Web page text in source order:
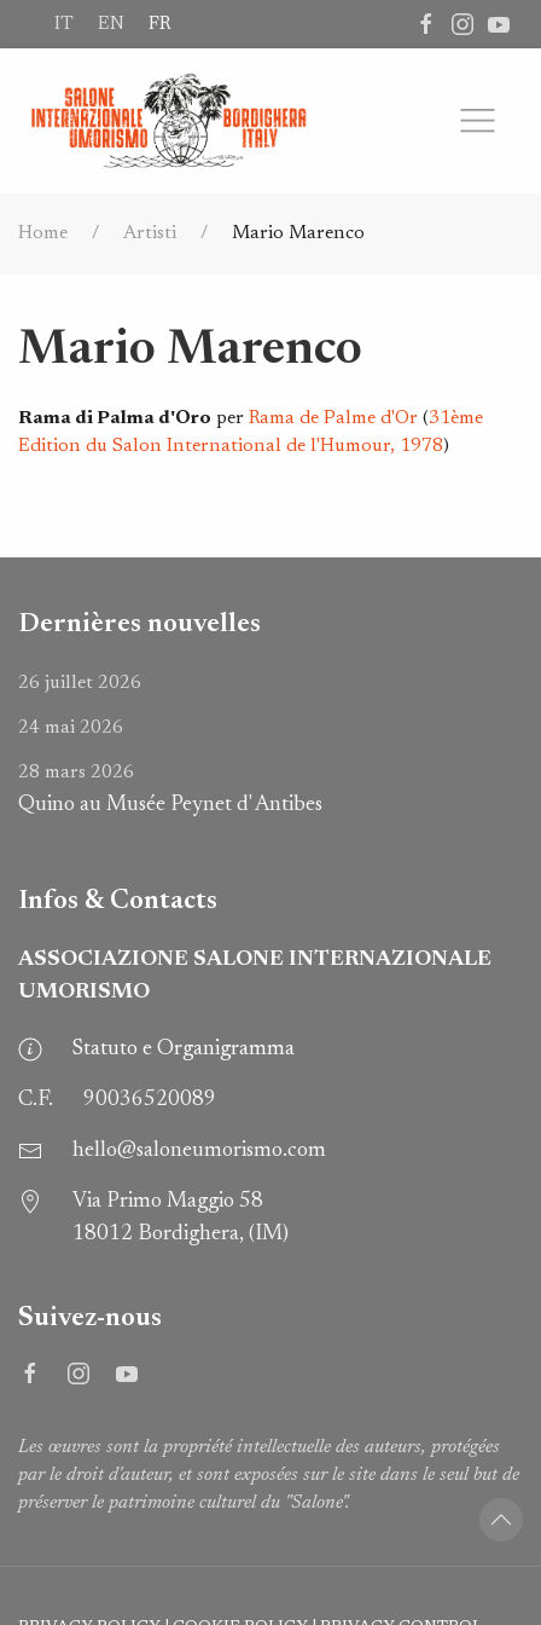
IT EN FR
Home Artisti Mario Marenco
Mario Marenco
Rama di Palma d'Oro per Rama de Palme d'Or (31ème
Edition du Salon International de l'Humour, 1978)
Dernières nouvelles
26 juillet 2026
24 mai 2026
28 mars 2026
Quino au Musée Peynet d' Antibes
Infos & Contacts
ASSOCIAZIONE SALONE INTERNAZIONALE
UMORISMO
Statuto e Organigramma
C.F. 90036520089
hello@saloneumorismo.com
Via Primo Maggio 58
18012 Bordighera, (IM)
Suivez-nous
Les œuvres sont la propriété intellectuelle des auteurs, protégées
par le droit d'auteur, et sont exposées sur le site dans le seul but de
préserver le patrimoine culturel du "Salone".